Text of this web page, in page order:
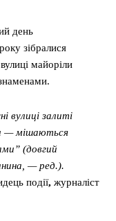
день
зібралися
майоріли
вулиці залиті
— мішаються
(довгий
— ред.).
події, журналіст